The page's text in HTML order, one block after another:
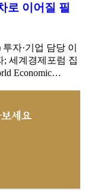
로 이어질 필
자·기업 담당 이
; 세계경제포럼 집
Economic…
세요